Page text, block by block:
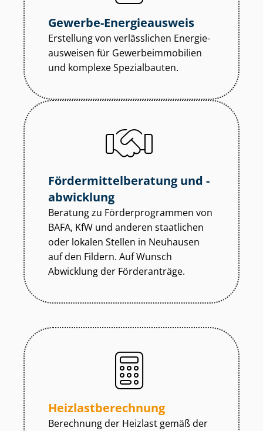
Gewerbe-Energieausweis
Erstellung von verlässlichen En­er­gie­
aus­wei­sen für Ge­wer­be­im­mo­bi­li­en
und komplexe Spezialbauten.
För­der­mit­tel­be­ra­tung und -
abwicklung
Beratung zu För­der­pro­gram­men von
BAFA, KfW und anderen staatlichen
oder lokalen Stellen in Neuhausen
auf den Fildern. Auf Wunsch
Abwicklung der Förderanträge.
Heiz­last­be­rech­nung
Berechnung der Heizlast gemäß der